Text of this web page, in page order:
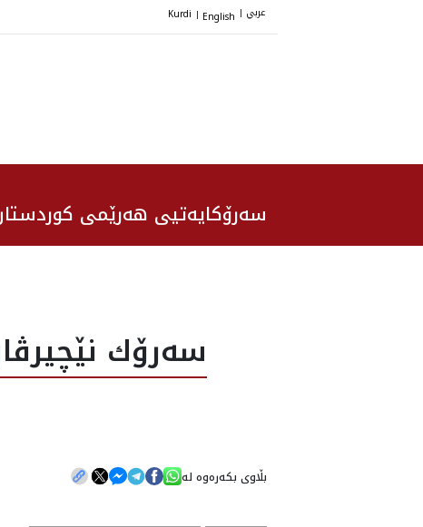
عربي |
English
|
Kurdi
سەرۆکایەتیی هەرێمی
سه‌رۆك
بڵاوی بکەرەوە لە